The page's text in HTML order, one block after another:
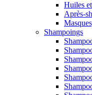
Huiles
Après-
Shampoings